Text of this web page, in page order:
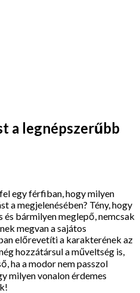
a legnépszerűbb
egy férfiban, hogy milyen
a megjelenésében? Tény, hogy
bármilyen meglepő, nemcsak
megvan a sajátos
előrevetíti a karakterének az
hozzátársul a műveltség is,
ha a modor nem passzol
milyen vonalon érdemes